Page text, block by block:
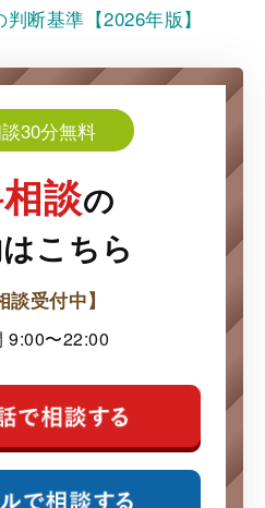
断基準【2026年版】
30分無料
談の
こちら
談受付中】
9:00〜22:00